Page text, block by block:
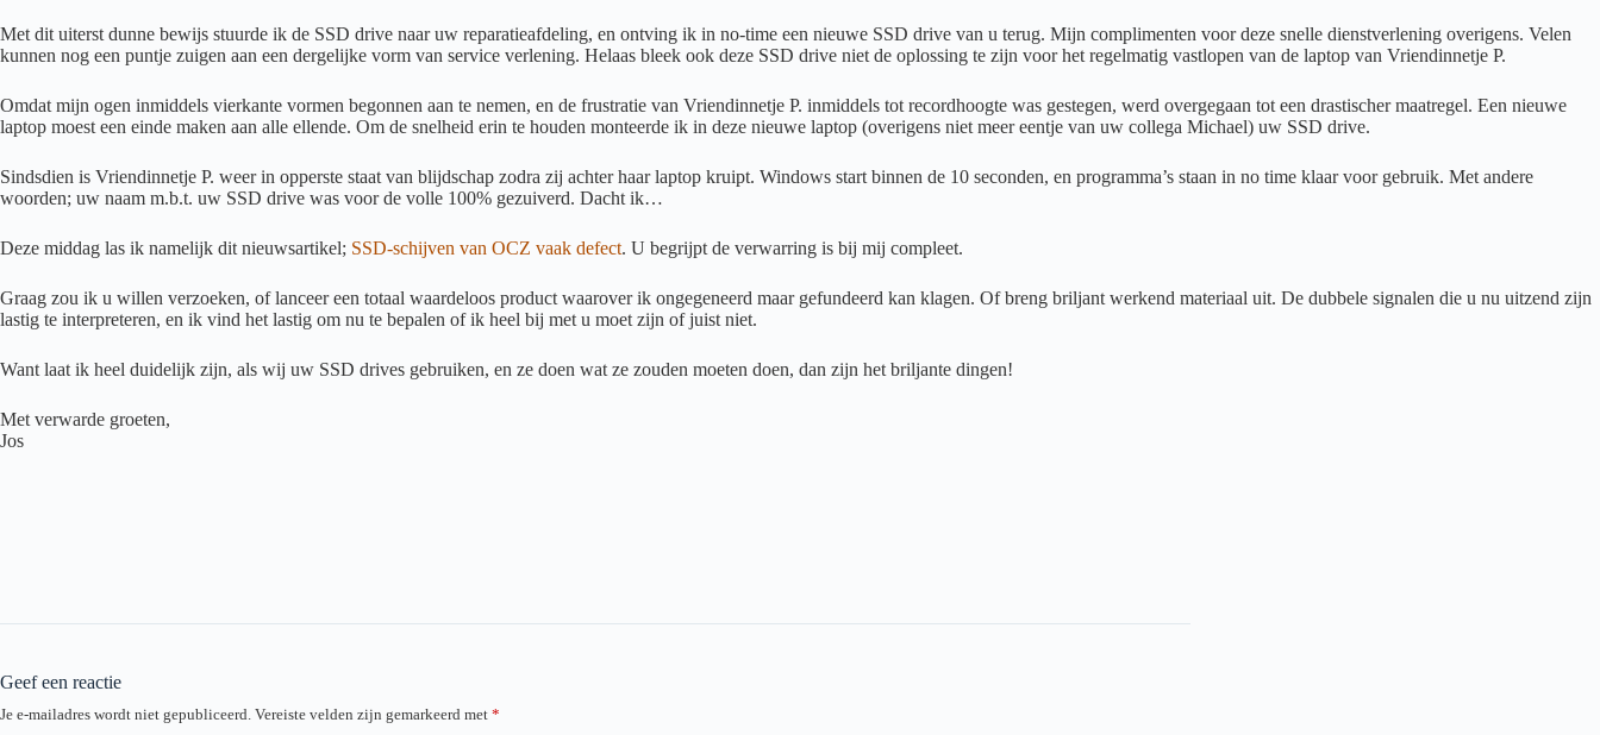
Met dit uiterst dunne bewijs stuurde ik de SSD drive naar uw reparatieafdeling, en ontving ik in no-time een nieuwe SSD drive van u terug. Mijn complimenten voor deze snelle dienstverlening overigens. Velen
kunnen nog een puntje zuigen aan een dergelijke vorm van service verlening. Helaas bleek ook deze SSD drive niet de oplossing te zijn voor het regelmatig vastlopen van de laptop van Vriendinnetje P.
Omdat mijn ogen inmiddels vierkante vormen begonnen aan te nemen, en de frustratie van Vriendinnetje P. inmiddels tot recordhoogte was gestegen, werd overgegaan tot een drastischer maatregel. Een nieuwe
laptop moest een einde maken aan alle ellende. Om de snelheid erin te houden monteerde ik in deze nieuwe laptop (overigens niet meer eentje van uw collega Michael) uw SSD drive.
Sindsdien is Vriendinnetje P. weer in opperste staat van blijdschap zodra zij achter haar laptop kruipt. Windows start binnen de 10 seconden, en programma’s staan in no time klaar voor gebruik. Met andere
woorden; uw naam m.b.t. uw SSD drive was voor de volle 100% gezuiverd. Dacht ik…
Deze middag las ik namelijk dit nieuwsartikel; SSD-schijven van OCZ vaak defect. U begrijpt de verwarring is bij mij compleet.
Graag zou ik u willen verzoeken, of lanceer een totaal waardeloos product waarover ik ongegeneerd maar gefundeerd kan klagen. Of breng briljant werkend materiaal uit. De dubbele signalen die u nu uitzend zijn
lastig te interpreteren, en ik vind het lastig om nu te bepalen of ik heel bij met u moet zijn of juist niet.
Want laat ik heel duidelijk zijn, als wij uw SSD drives gebruiken, en ze doen wat ze zouden moeten doen, dan zijn het briljante dingen!
Met verwarde groeten,
Jos
Geef een reactie
Je e-mailadres wordt niet gepubliceerd. Vereiste velden zijn gemarkeerd met *